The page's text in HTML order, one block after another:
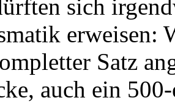
sich
erweisen:
Satz
auch ein